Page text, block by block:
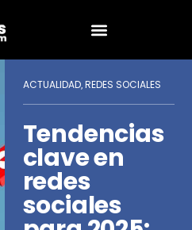
ACTUALIDAD, REDES SOCIALES
Tendencias
clave en
redes
sociales